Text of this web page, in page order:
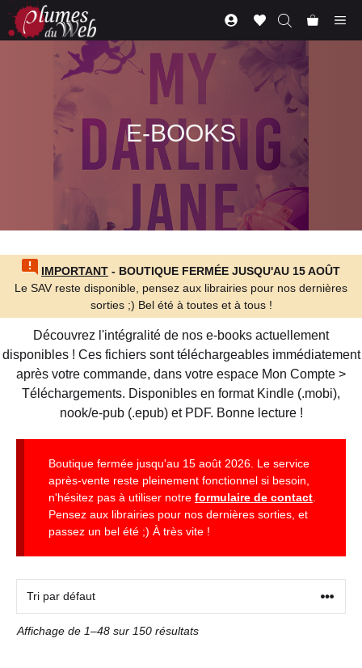
Aller
contenu
E-BOOKS
IMPORTANT - BOUTIQUE FERMÉE JUSQU'AU 15 AOÛT
Le SAV reste disponible, pensez aux librairies pour nos dernières
sorties ;) Bel été à toutes et à tous !
Découvrez l'intégralité de nos e-books actuellement
disponibles ! Ces fichiers sont téléchargeables immédiatement
après votre commande, dans votre espace Mon Compte >
Téléchargements. Disponibles en format Kindle (.mobi),
nook/e-pub (.epub) et PDF. Bonne lecture !
Boutique fermée jusqu'au 15 août 2026. Le service
après-vente reste pleinement fonctionnel si besoin,
n'hésitez pas à utiliser notre formulaire de contact
Pensez aux librairies pour nos dernières sorties, et
passez un bel été ;) À très vite !
Affichage de 1–48 sur 150 résultats